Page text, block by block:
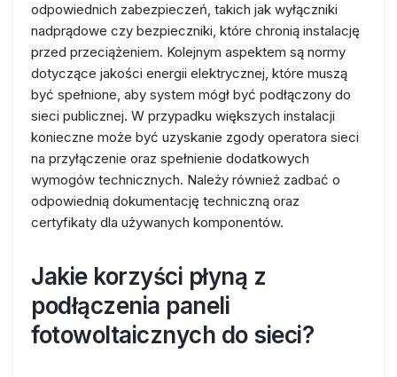
odpowiednich zabezpieczeń, takich jak wyłączniki
nadprądowe czy bezpieczniki, które chronią instalację
przed przeciążeniem. Kolejnym aspektem są normy
dotyczące jakości energii elektrycznej, które muszą
być spełnione, aby system mógł być podłączony do
sieci publicznej. W przypadku większych instalacji
konieczne może być uzyskanie zgody operatora sieci
na przyłączenie oraz spełnienie dodatkowych
wymogów technicznych. Należy również zadbać o
odpowiednią dokumentację techniczną oraz
certyfikaty dla używanych komponentów.
Jakie korzyści płyną z
podłączenia paneli
fotowoltaicznych do sieci?